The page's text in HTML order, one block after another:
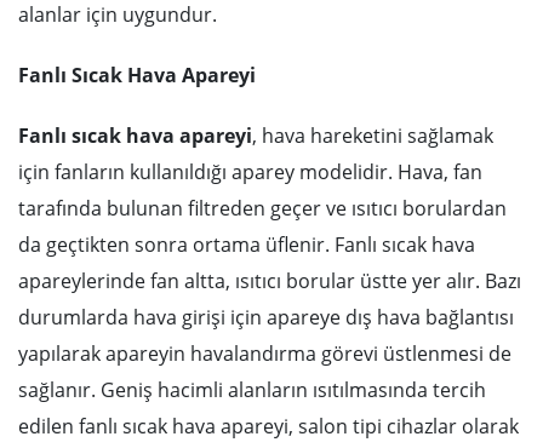
alanlar için uygundur.
Fanlı Sıcak Hava Apareyi
Fanlı sıcak hava apareyi, hava hareketini sağlamak
için fanların kullanıldığı aparey modelidir. Hava, fan
tarafında bulunan filtreden geçer ve ısıtıcı borulardan
da geçtikten sonra ortama üflenir. Fanlı sıcak hava
apareylerinde fan altta, ısıtıcı borular üstte yer alır. Bazı
durumlarda hava girişi için apareye dış hava bağlantısı
yapılarak apareyin havalandırma görevi üstlenmesi de
sağlanır. Geniş hacimli alanların ısıtılmasında tercih
edilen fanlı sıcak hava apareyi, salon tipi cihazlar olarak